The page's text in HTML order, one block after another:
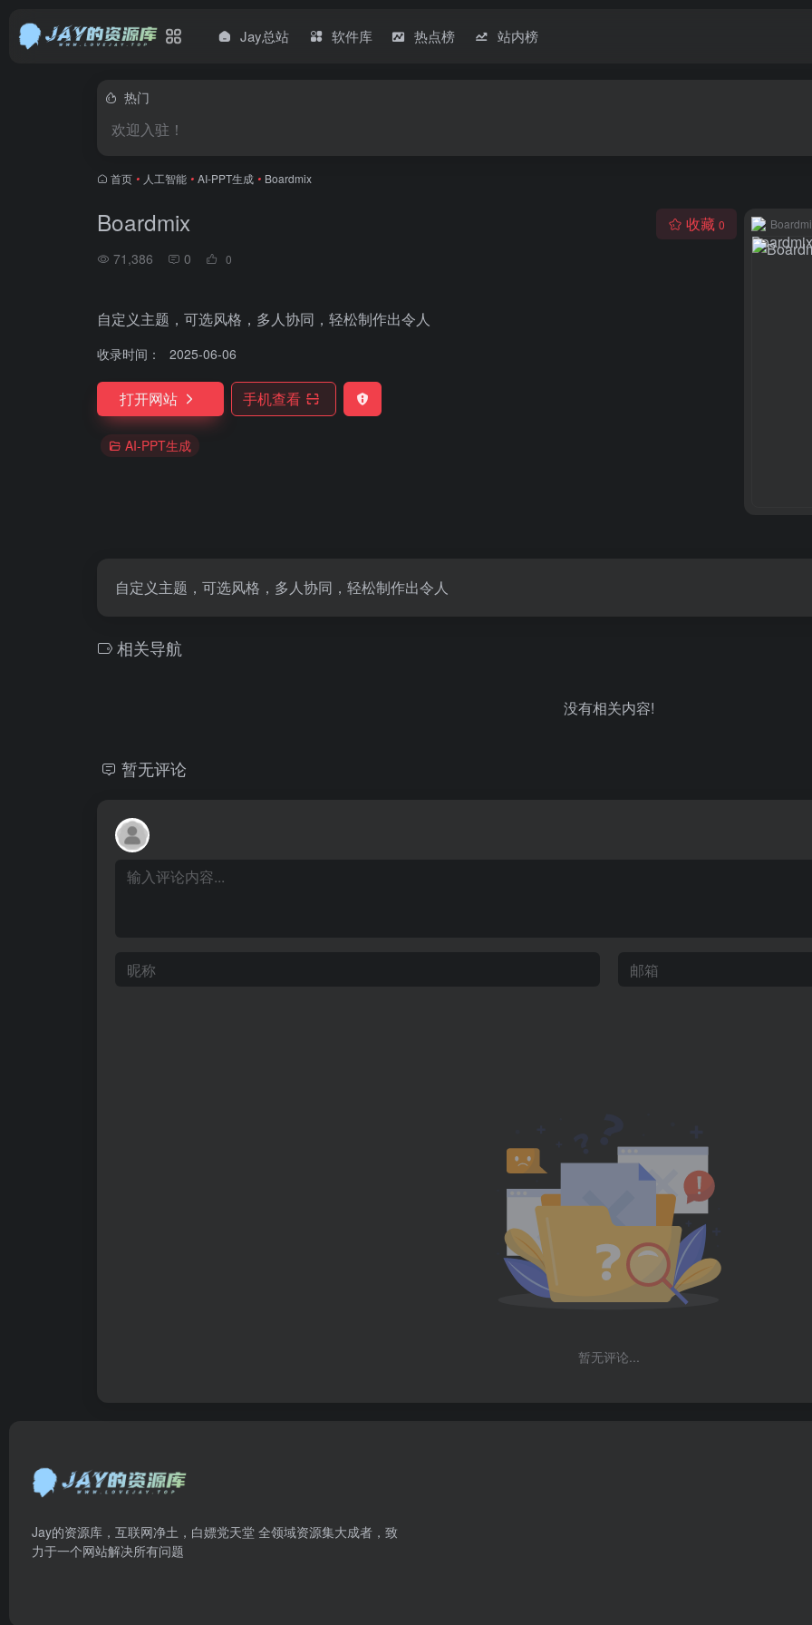
Jay总站 软件库 热点榜 站内榜
热门
欢迎入驻！
首页 • 人工智能 • AI-PPT生成 • Boardmix
Boardmix
71,386 0 0
收藏 0
自定义主题，可选风格，多人协同，轻松制作出令人
收录时间： 2025-06-06
打开网站 手机查看
AI-PPT生成
自定义主题，可选风格，多人协同，轻松制作出令人
相关导航
没有相关内容!
暂无评论
暂无评论...
Jay的资源库，互联网净土，白嫖党天堂 全领域资源集大成者，致
力于一个网站解决所有问题